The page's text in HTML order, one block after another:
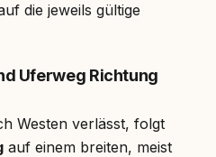
die jeweils gültige
Uferweg Richtung
Westen verlässt, folgt
auf einem breiten, meist